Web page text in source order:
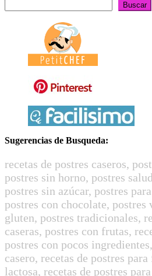
Buscar
Sugerencias de Busqueda:
recetas de postres caseros,
postres sin horno, postres
postres sin azúcar, postres
postres con chocolate, postres
gluten, postres tradicionales,
caseras, postres con frutas,
postres con pocos
casero, recetas de postres
lactosa, recetas de postres